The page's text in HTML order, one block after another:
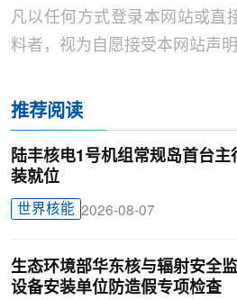
凡以任何方式登录本网站或直
料者，视为自愿接受本网站声明
推荐阅读
陆丰核电1号机组常规岛首台
装就位
世界核能 2026-08-07
生态环境部华东核与辐射安全
设备安装单位防造假专项检查